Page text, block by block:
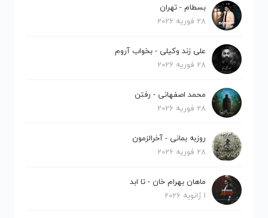
بسطام - تهران
28 فوریه 2026
علی زند وکیلی - بخواب آروم
28 فوریه 2026
محمد اصفهانی - رفتن
28 فوریه 2026
روزبه بمانی - آخرالزمون
28 فوریه 2026
ماهان بهرام خان - تا ابد
1 ژانویه 2026